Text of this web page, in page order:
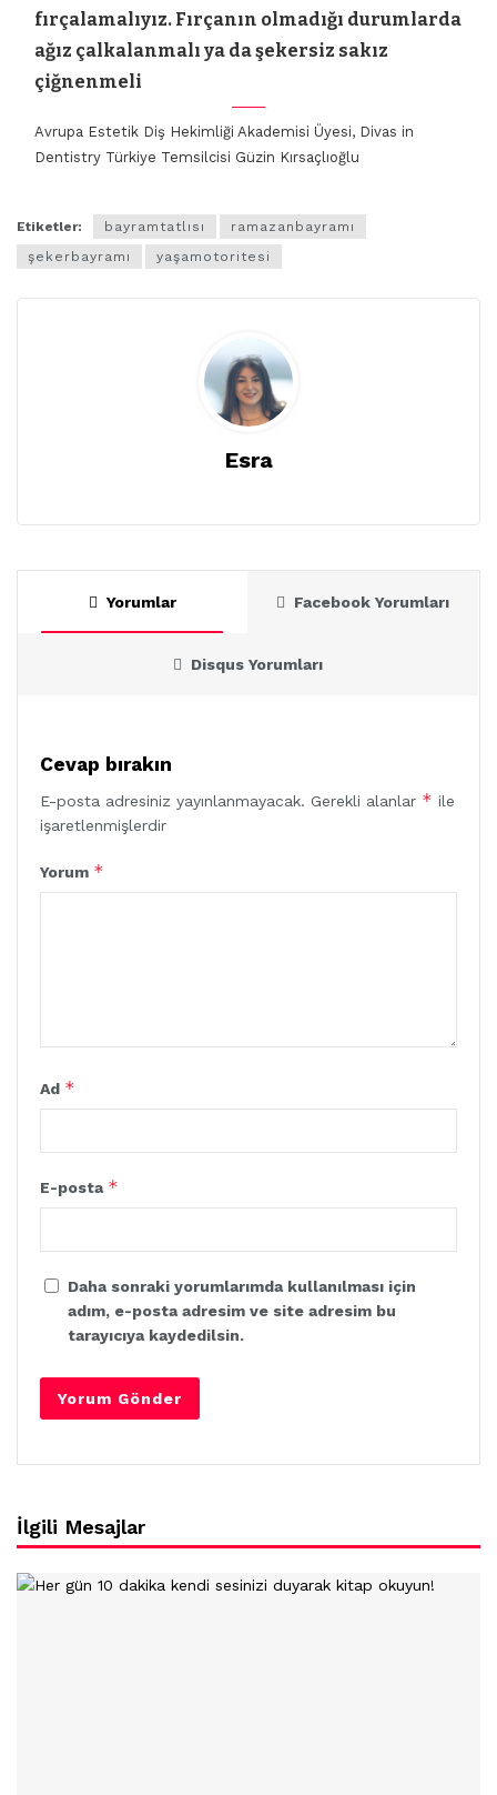
fırçalamalıyız. Fırçanın olmadığı durumlarda
ağız çalkalanmalı ya da şekersiz sakız
çiğnenmeli
Avrupa Estetik Diş Hekimliği Akademisi Üyesi, Divas in
Dentistry Türkiye Temsilcisi Güzin Kırsaçlıoğlu
Etiketler: bayramtatlısı
ramazanbayramı
şekerbayramı
yaşamotoritesi
Esra
Yorumlar Facebook Yorumları
Disqus Yorumları
Cevap bırakın
E-posta adresiniz yayınlanmayacak. Gerekli alanlar * ile
işaretlenmişlerdir
Yorum *
Ad *
E-posta *
Daha sonraki yorumlarımda kullanılması için
adım, e-posta adresim ve site adresim bu
tarayıcıya kaydedilsin.
İlgili Mesajlar